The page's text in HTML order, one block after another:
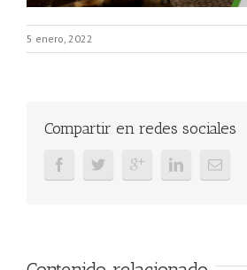
5 enero, 2022
Compartir en redes sociales